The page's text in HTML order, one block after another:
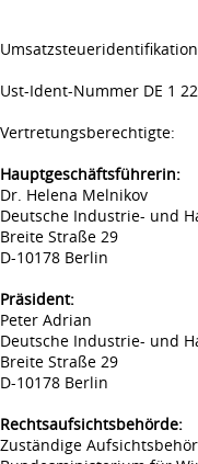
Ust-Ident-Nummer DE 1
Vertretungsberechtigte:
Hauptgeschäftsführerin:
Dr. Helena Melnikov
Deutsche Industrie- und
Breite Straße 29
D-10178 Berlin
Präsident:
Peter Adrian
Deutsche Industrie- und
Breite Straße 29
D-10178 Berlin
Rechtsaufsichtsbehörde:
Zuständige